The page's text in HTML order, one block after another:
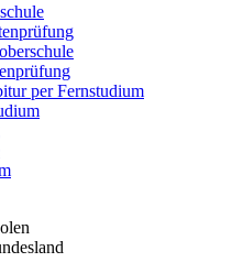
per Fernstudium